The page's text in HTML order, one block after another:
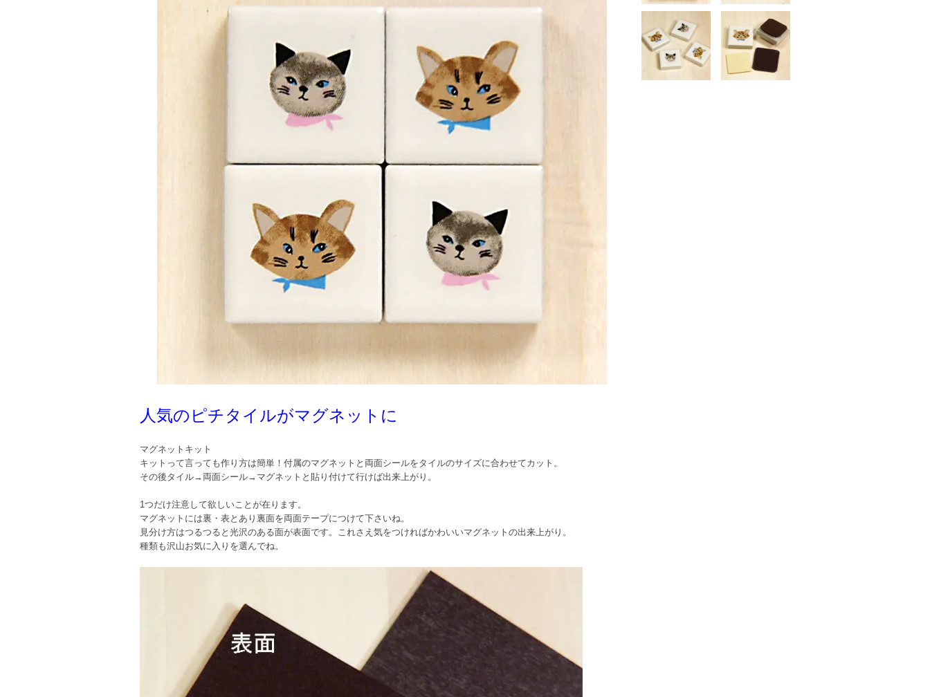
人気のピチタイルがマグネットに
マグネットキット
キットって言っても作り方は簡単！付属のマグネットと両面シールをタイルのサイズに合わせてカット。
その後タイル→両面シール→マグネットと貼り付けて行けば出来上がり。
1つだけ注意して欲しいことが在ります。
マグネットには裏・表とあり裏面を両面テープにつけて下さいね。
見分け方はつるつると光沢のある面が表面です。これさえ気をつければかわいいマグネットの出来上がり。
種類も沢山お気に入りを選んでね。